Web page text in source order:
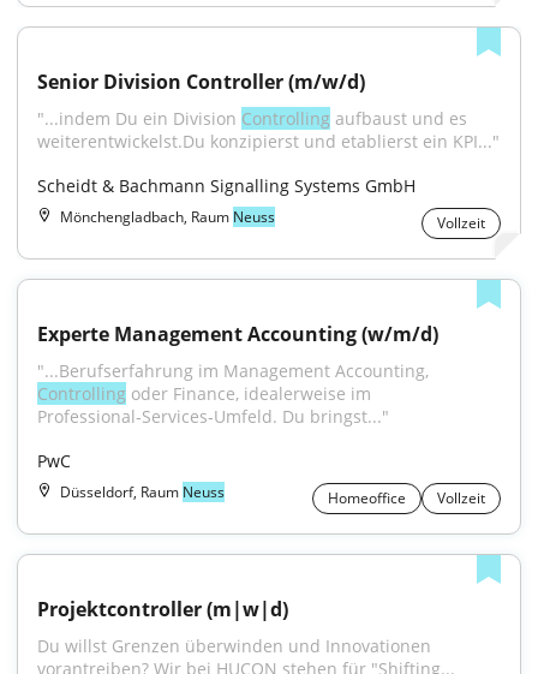
Senior Division Controller (m/w/d)
"...indem Du ein Division Controlling aufbaust und es
weiterentwickelst.Du konzipierst und etablierst ein KPI..."
Scheidt & Bachmann Signalling Systems GmbH
Mönchengladbach, Raum Neuss Vollzeit
Experte Management Accounting (w/m/d)
Controlling oder Finance, idealerweise im
Professional‑Services‑Umfeld. Du bringst..."
PwC
Düsseldorf, Raum Neuss Homeoffice Vollzeit
Projektcontroller (m|w|d)
Du willst Grenzen überwinden und Innovationen
vorantreiben? Wir bei HUCON stehen für "Shifting...